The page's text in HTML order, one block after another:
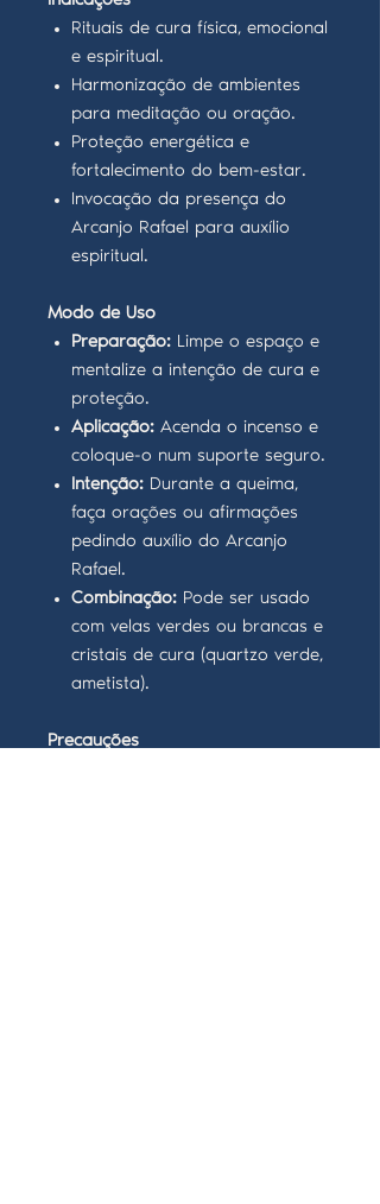
Rituais de cura física, emocional
e espiritual.
Harmonização de ambientes
para meditação ou oração.
Proteção energética e
fortalecimento do bem-estar.
Invocação da presença do
Arcanjo Rafael para auxílio
espiritual.
Modo de Uso
Preparação: Limpe o espaço e
mentalize a intenção de cura e
proteção.
Aplicação: Acenda o incenso e
coloque-o num suporte seguro.
Intenção: Durante a queima,
faça orações ou afirmações
pedindo auxílio do Arcanjo
Rafael.
Combinação: Pode ser usado
com velas verdes ou brancas e
cristais de cura (quartzo verde,
ametista).
Precauções